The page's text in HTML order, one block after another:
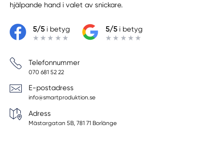
hjälpande hand i valet av snickare.
5/5i betyg 5/5i betyg
Telefonnummer
070 681 52 22
E-postadress
info@smartproduktion.se
Adress
Mästargatan 5B, 781 71 Borlänge